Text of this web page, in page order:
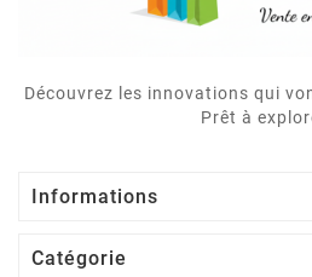
Découvrez les innovations qui
Prêt à
Informations
Catégorie